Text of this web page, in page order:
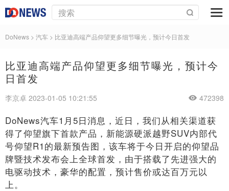
DoNews > 汽车 > 比亚迪高端产品仰望更多细节曝光，预计今日首发
比亚迪高端产品仰望更多细节曝光，预计今
日首发
李京卓 2023-01-05 10:21:55 472398
DoNews汽车1月5日消息，近日，我们从相关渠道获
得了仰望旗下首款产品，新能源硬派越野SUV内部代
号仰望R1的最新预告图，该车将于今日开启的仰望品
牌暨技术发布会上全球首发，由于搭载了先进强大的
电驱动技术，豪华的配置，预计售价或达百万元以
上。